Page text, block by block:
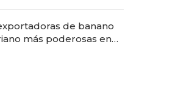
de banano
más poderosas en